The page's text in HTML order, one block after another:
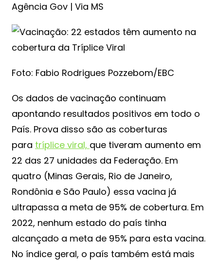
Agência Gov | Via MS
Foto: Fabio Rodrigues Pozzebom/EBC
Os dados de vacinação continuam
apontando resultados positivos em todo o
País. Prova disso são as coberturas
para tríplice viral, que tiveram aumento em
22 das 27 unidades da Federação. Em
quatro (Minas Gerais, Rio de Janeiro,
Rondônia e São Paulo) essa vacina já
ultrapassa a meta de 95% de cobertura. Em
2022, nenhum estado do país tinha
alcançado a meta de 95% para esta vacina.
No índice geral, o país também está mais